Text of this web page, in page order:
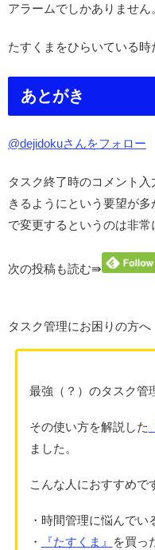
アラームでしかありません
たすくまをひらいている時
あとがき
@dejidokuさんをフォロー
タスク終了時のコメント
きるようにという要望が
で変更するというのは非常
次の投稿も読む⇛
タスク管理にお困りの方へ
最強（？）のタスク管
その使い方を解説した
ました。
こんな人におすすめで
・時間管理に悩んでい
・
『たすくま』
を買っ